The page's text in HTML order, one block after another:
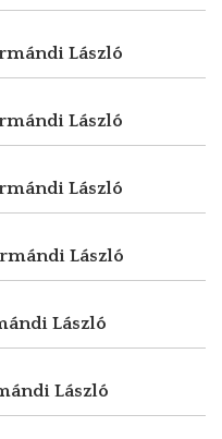
László
László
László
László
László
László